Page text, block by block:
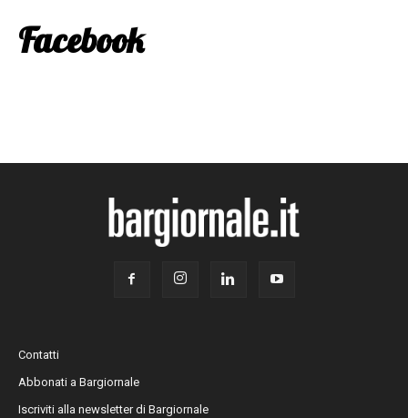
Facebook
Contatti
Abbonati a Bargiornale
Iscriviti alla newsletter di Bargiornale